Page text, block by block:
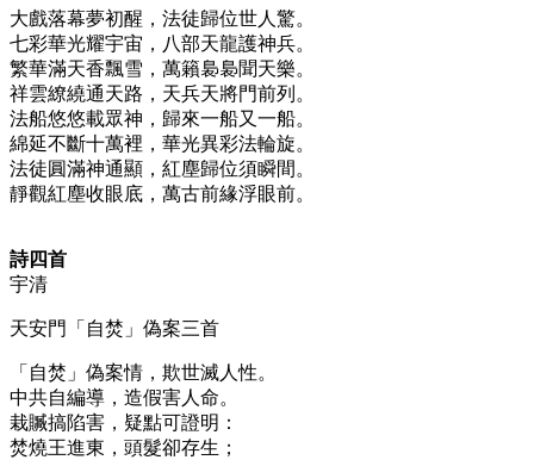
大戲落幕夢初醒，法徒歸位世人驚。
七彩華光耀宇宙，八部天龍護神兵。
繁華滿天香飄雪，萬籟裊裊聞天樂。
祥雲繚繞通天路，天兵天將門前列。
法船悠悠載眾神，歸來一船又一船。
綿延不斷十萬裡，華光異彩法輪旋。
法徒圓滿神通顯，紅塵歸位須瞬間。
靜觀紅塵收眼底，萬古前緣浮眼前。
詩四首
宇清
天安門「自焚」偽案三首
「自焚」偽案情，欺世滅人性。
中共自編導，造假害人命。
栽贓搞陷害，疑點可證明：
焚燒王進東，頭髮卻存生；